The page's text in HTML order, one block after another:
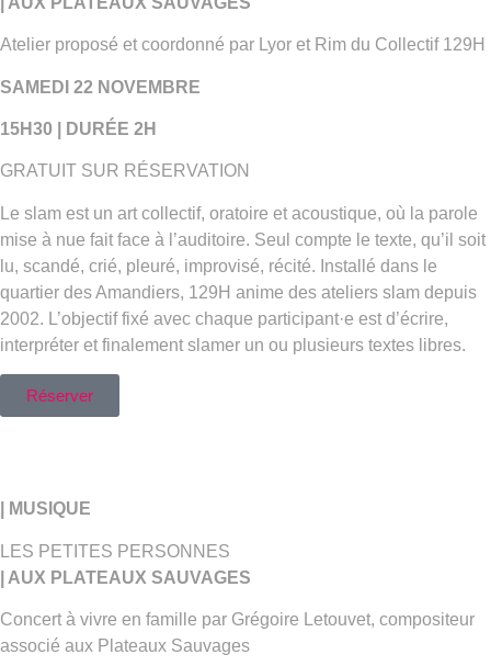
Atelier proposé et coordonné par Lyor et Rim du Collectif 129H
SAMEDI 22 NOVEMBRE
15H30 | DURÉE 2H
GRATUIT SUR RÉSERVATION
Le slam est un art collectif, oratoire et acoustique, où la parole
mise à nue fait face à l’auditoire. Seul compte le texte, qu’il soit
lu, scandé, crié, pleuré, improvisé, récité. Installé dans le
quartier des Amandiers, 129H anime des ateliers slam depuis
2002. L’objectif fixé avec chaque participant·e est d’écrire,
interpréter et finalement slamer un ou plusieurs textes libres.
Réserver
| MUSIQUE
LES PETITES PERSONNES
| AUX PLATEAUX SAUVAGES
Concert à vivre en famille par Grégoire Letouvet, compositeur
associé aux Plateaux Sauvages